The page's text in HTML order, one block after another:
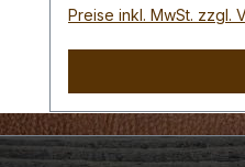
Preise inkl. MwSt. zzgl.